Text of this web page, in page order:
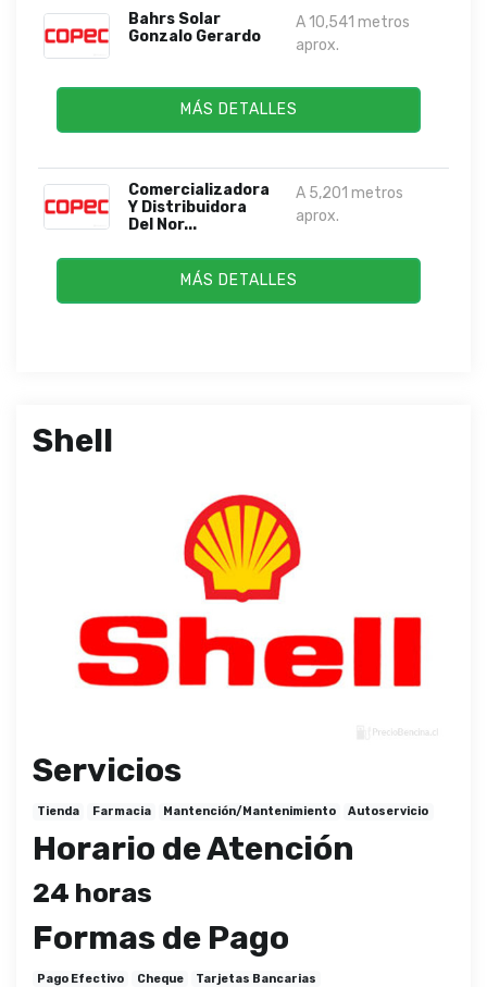
Bahrs Solar
Gonzalo Gerardo
A 10,541 metros
aprox.
MÁS DETALLES
Comercializadora
Y Distribuidora
Del Nor...
A 5,201 metros
aprox.
MÁS DETALLES
Shell
Servicios
Tienda Farmacia Mantención/Mantenimiento Autoservicio
Horario de Atención
24 horas
Formas de Pago
Pago Efectivo Cheque Tarjetas Bancarias